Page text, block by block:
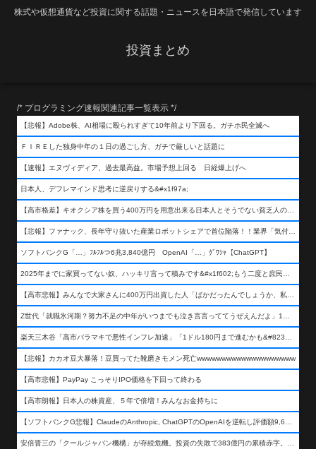
株式や仮想通貨など投資に関する話題・ニュースを日本語で発信しています
投資まとめ
/* プログラミング速報関連記事一覧表示 */
【悲報】Adobe株、AI相場に殴られすぎて10年前より下回る。ガチホ民全滅へ
ＦＩＲＥした独身中年の１日の過ごし方、ガチで厳しいと話題に
【速報】エヌヴィディア、過去最高益。市場予想上回る 日経爆上げへ
日本人、デフレマインド思考に逆戻りする&#x1f97a;
【高市格差】キオクシア株を買う400万円を用意出来る日本人とそうでない貧乏人の差が超広まるって事よ
【悲報】ファナック、長年守り抜いた産業ロボットシェアで首位陥落！！業界「気付いたら一気に抜かれていた…」
ソフトバンクG「…」ﾌﾙﾌﾙつ6兆3,840億円 OpenAI「…」ｸﾞﾜｼｬ【ChatGPT】
2025年までに家買ってない奴、ハッキリ言って積みです&#x1f602;もう二度と庶民が買える値段になりません&#x1f602;&#x1f602;&#x1f602;
【高市悲報】みんなで大家さんに400万円出資した人「ばかだったんでしょうか、私は&#x1f622;」
Z世代「就職氷河期？努力不足の中年がいつまでも泣き言言っててうぜえんだよ」1万いいね
楽天三木谷「高市バラマキで悪性インフレ加速」「1ドル180円まで進むかも&#8230;もう看過できない」
【悲報】カカオ豆大暴落！豆買ってた靴磨きモメン死亡wwwwwwwwwwwwwwwwwwww
【高市悲報】PayPay こっそりIPO価格を下回って終わる
【高市朗報】日本人の株資産、５年で倍増！みんなお金持ちに
【ソフトバンクG悲報】ClaudeのAnthropic, ChatGPTのOpenAIを逆転し評価額9,650億ドル (約154兆円) の世界一価値あるAI企業に……
安倍晋三の「クールジャパン機構」が存続危機。投資の失敗で383億円の累積赤字。2025年度決算も大赤字の可能性。責任の所在はウヤムヤ